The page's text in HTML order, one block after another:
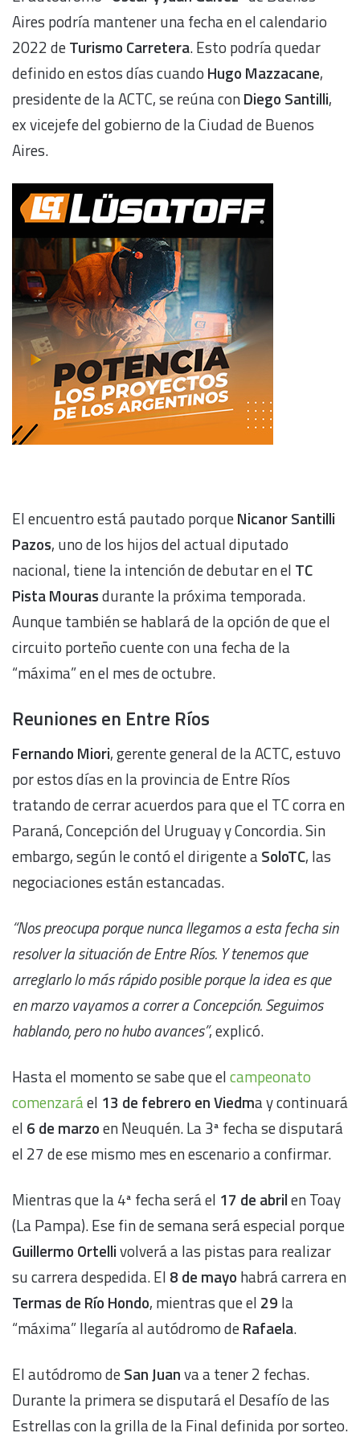
Aires podría mantener una fecha en el calendario
2022 deTurismo Carretera. Esto podría quedar
definido en estos días cuando Hugo Mazzacane,
presidente de la ACTC, se reúna conDiego Santilli,
ex vicejefe del gobierno de la Ciudad de Buenos
Aires.
El encuentro está pautado porqueNicanorSantilli
Pazos, uno de los hijos del actual diputado
nacional, tiene la intención de debutar en el TC
Pista Mourasdurante la próxima temporada.
Aunque también se hablará de la opción de que el
circuito porteño cuente con una fecha de la
“máxima” en el mes de octubre.
Reuniones en Entre Ríos
Fernando Miori, gerente general de la ACTC, estuvo
por estos días en la provincia de Entre Ríos
tratando de cerrar acuerdos para que el TC corra en
Paraná, Concepción del Uruguay y Concordia. Sin
embargo, según le contó el dirigente aSoloTC, las
negociaciones están estancadas.
“Nos preocupa porque nunca llegamos a esta fecha sin
resolver la situación de Entre Ríos. Y tenemos que
arreglarlo lo más rápido posible porque la idea es que
en marzo vayamos a correr a Concepción. Seguimos
hablando, pero no hubo avances”, explicó.
Hasta el momento se sabe que elcampeonato
comenzaráel 13 de febrero en Viedma y continuará
el 6 de marzoen Neuquén. La 3ª fecha se disputará
el 27 de ese mismo mes en escenario a confirmar.
Mientras que la 4ª fecha será el 17 de abrilen Toay
(La Pampa). Ese fin de semana será especial porque
Guillermo Ortellivolverá a las pistas para realizar
su carrera despedida. El 8 de mayo habrá carrera en
Termas de Río Hondo, mientras que el 29 la
“máxima” llegaría al autódromo deRafaela.
El autódromo deSan Juanva a tener 2 fechas.
Durante la primera se disputará el Desafío de las
Estrellas con la grilla de la Final definida por sorteo.